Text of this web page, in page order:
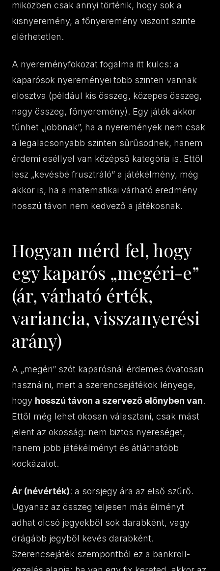
miközben csak annyi történik, hogy sok a
kisnyeremény, a főnyeremény viszont szinte
elérhetetlen.
A nyereményfokozat fogalma itt kulcs: a
kaparósok nyereményei több szinten vannak
elosztva (például kis összeg, közepes összeg,
nagy összeg, főnyeremény). Egy játék akkor
tűnhet „jobbnak”, ha a nyeremények nem csak
a legalacsonyabb szinten sűrűsödnek, hanem
érdemi eséllyel van középső kategória is. Ettől
lesz „kevésbé frusztráló” a játékélmény, még
akkor is, ha a matematikai várható eredmény
hosszú távon nem kedvező a játékosnak.
Hogyan mérd fel, hogy
egy kaparós „megéri-e”
(ár, várható érték,
variancia, visszanyerési
arány)
A „megéri” szót kaparósnál érdemes óvatosan
használni, mert a szerencsejátékok lényege,
hogy hosszú távon a szervező előnyben van.
Ettől még lehet okosan választani, csak mást
jelent az okosság: nem biztos nyereséget,
hanem jobb játékélményt és átláthatóbb
kockázatot.
Ár (névérték): a sorsjegy ára az első szűrő.
Ugyanaz az összeg teljesen más élményt
adhat olcsó jegyekből sok darabként, vagy
drágább jegyből kevés darabként.
Szerencsejáték szempontból ez a bankroll-